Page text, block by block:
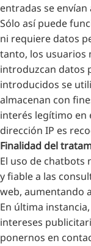
entradas se
Sólo así puede
ni requiere datos
tanto, los usuarios
introduzcan datos
introducidos se
almacenan con
interés legítimo en
dirección IP es
Finalidad del
El uso de chatbots
y fiable a las
web, aumentando
En última
intereses
ponernos en